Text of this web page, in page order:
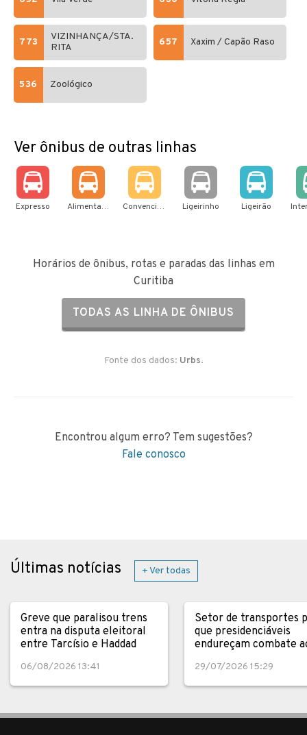
773
VIZINHANÇA/STA.
RITA
657 Xaxim / Capão Raso
536 Zoológico
Ver ônibus de outras linhas
Expresso Alimentador Convencional Ligeirinho Ligeirão
Horários de ônibus, rotas e paradas das linhas em
Curitiba
TODAS AS LINHA DE ÔNIBUS
Fonte dos dados: Urbs.
Encontrou algum erro? Tem sugestões?
Fale conosco
Últimas notícias + Ver todas
Greve que paralisou trens
entra na disputa eleitoral
entre Tarcísio e Haddad
06/08/2026 13:41
Setor de transportes
que presidenciáveis
endureçam combate
29/07/2026 15:29